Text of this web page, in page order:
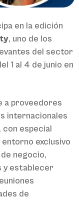
en la edición
, uno de los
del sector
1 al 4 de junio en
a proveedores
internacionales
especial
exclusivo
negocio,
y establecer
de